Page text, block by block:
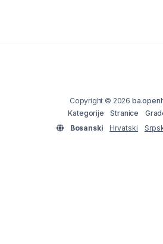
Copyright © 2026
Kategorije
Stranice
Bosanski
Hrvatski